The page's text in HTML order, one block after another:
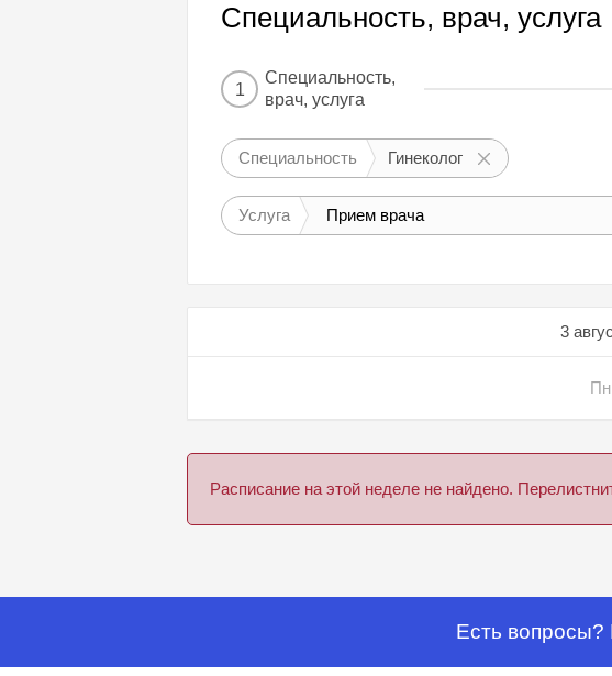
Специальность, врач, услуга
1
Специальность,
врач, услуга
Специальность Гинеколог
Услуга Прием врача
3
Расписание на этой неделе не найдено.
Есть вопросы?